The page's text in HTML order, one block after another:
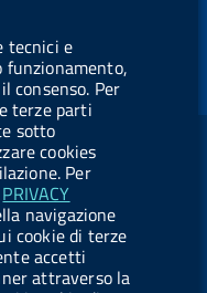
tecnici e
funzionamento,
consenso. Per
terze parti
sotto
cookies
Per
PRIVACY
navigazione
cookie di terze
accetti
attraverso la